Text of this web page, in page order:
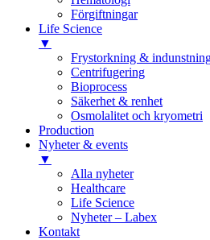
Förgiftningar
Life Science
▼
Frystorkning &
Centrifugering
Bioprocess
Säkerhet & renhet
Osmolalitet och kryometri
Production
Nyheter & events
▼
Alla nyheter
Healthcare
Life Science
Nyheter – Labex
Kontakt